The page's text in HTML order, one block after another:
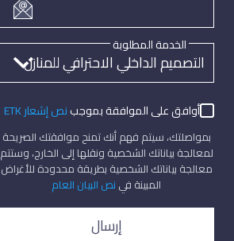
الخدمة المطلوبة
أوافق على الموافقة بموجبنص إشعار ETK
بمواصلتك، سيتم فهم أنك تمنح موافقتك الصريحة
لمعالجة بياناتك الشخصية ونقلها إلى الخارج، وستتم
معالجة بياناتك الشخصية بطريقة محدودة للأغراض
المبينة في نص البيان العام
إرسال